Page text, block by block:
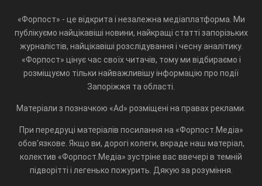
«Форпост» - це відкрита і незалежна медіаплатформа. Ми
публікуємо найцікавіші новини, найкращі статті запорізьких
журналістів, найцікавіші розслідування і чесну аналітику.
«Форпост» цінує час своїх читачів, тому ми відбираємо і
розміщуємо тільки найважливішу інформацію про події
Запоріжжя та області.
Матеріали з позначкою «Ad» розміщені на правах реклами.
При передруці матеріалів посилання на «Форпост.Медіа»
обов'язкове. Якщо ви, дорогі колеги, вкраде наш матеріал,
колектив «Форпост.Медіа» зустріне вас ввечері в темній
підворітті і легенько пожурить. Дякую за розуміння.